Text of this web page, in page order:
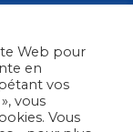
Web pour
en
vos
vous
Vous